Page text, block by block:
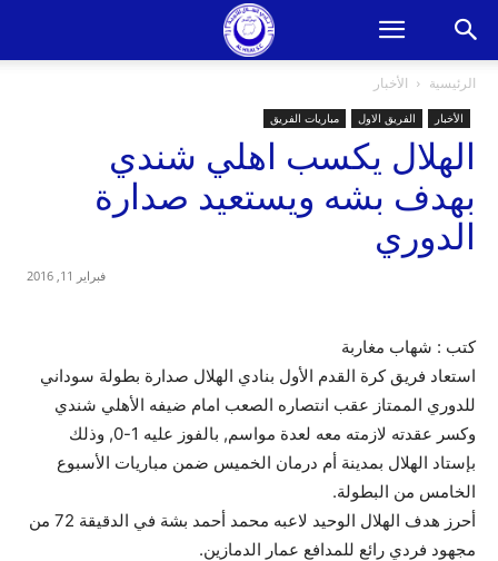
الرئيسية الأخبار
الأخبار الفريق الاول مباريات الفريق
الهلال يكسب اهلي شندي
بهدف بشه ويستعيد صدارة
الدوري
فبراير 11, 2016
كتب : شهاب مغاربة
استعاد فريق كرة القدم الأول بنادي الهلال صدارة بطولة سوداني
للدوري الممتاز عقب انتصاره الصعب امام ضيفه الأهلي شندي
وكسر عقدته لازمته معه لعدة مواسم, بالفوز عليه 1-0, وذلك
بإستاد الهلال بمدينة أم درمان الخميس ضمن مباريات الأسبوع
الخامس من البطولة.
أحرز هدف الهلال الوحيد لاعبه محمد أحمد بشة في الدقيقة 72 من
مجهود فردي رائع للمدافع عمار الدمازين.